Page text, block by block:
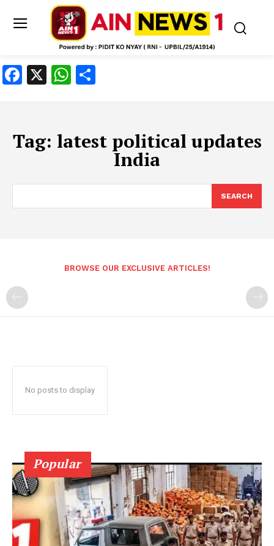
Facebook
X WhatsApp
Tag: latest political updates
India
SEARCH
BROWSE OUR EXCLUSIVE ARTICLES!
No posts to display
Popular